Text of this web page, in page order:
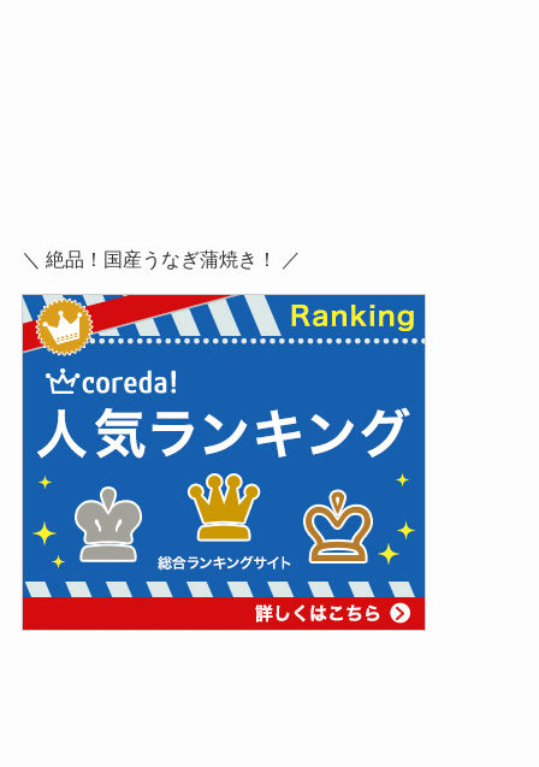
＼ 絶品！国産うなぎ蒲焼き！ ／